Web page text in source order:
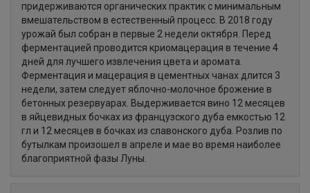
придерживаются органических практик с минимальным
вмешательством в естественный процесс. В 2018 году
урожай был собран в первые 2 недели октября. Перед
ферментацией проводится криомацерация в течение 4
дней для лучшего извлечения цвета и аромата.
Ферментация и мацерация в цементных чанах длится 3
недели, затем следует яблочно-молочное брожение в
бетонных резервуарах. Выдерживается вино 12 месяцев
в яйцевидных бочках из французского дуба емкостью 12
гл и 12 месяцев в бочках из славонского дуба. Розлив по
бутылкам произошел в апреле и мае во время наиболее
благоприятной фазы Луны.